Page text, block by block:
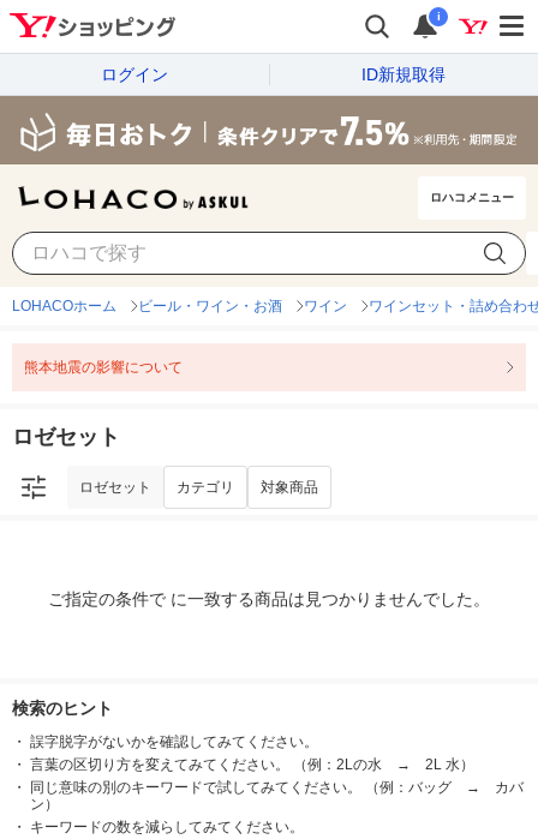
i
ログイン ID新規取得
ロハコメニュー
ロゼセット
LOHACOホーム ビール・ワイン・お酒 ワイン ワインセット・詰め合わ
熊本地震の影響について
ロゼセット
ロゼセット カテゴリ 対象商品
ご指定の条件で に一致する商品は見つかりませんでした。
検索のヒント
誤字脱字がないかを確認してみてください。
言葉の区切り方を変えてみてください。 （例：2Lの水 → 2L 水）
同じ意味の別のキーワードで試してみてください。 （例：バッグ → カバ
ン）
キーワードの数を減らしてみてください。